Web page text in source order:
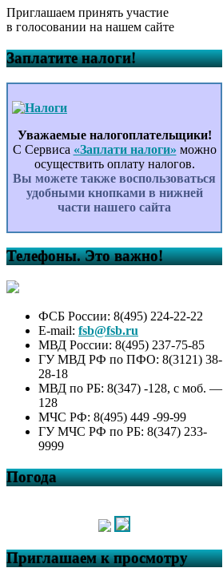
Приглашаем принять участие
в голосовании на нашем сайте
Заплатите налоги!
Уважаемые налогоплательщики!
С Сервиса «Заплати налоги» можно
осуществить оплату налогов.
Вы можете также воспользоваться
удобными кнопками в нижней
части нашего сайта
Телефоны. Это важно!
ФСБ России: 8(495) 224-22-22
E-mail: fsb@fsb.ru
МВД России: 8(495) 237-75-85
ГУ МВД РФ по ПФО: 8(3121) 38-
28-18
МВД по РБ: 8(347) -128, с моб. —
128
МЧС РФ: 8(495) 449 -99-99
ГУ МЧС РФ по РБ: 8(347) 233-
9999
Погода
Приглашаем к просмотру